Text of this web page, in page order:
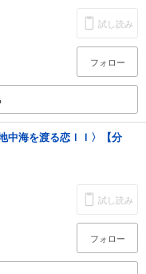
試し読み
フォロー
中海を渡る恋ＩＩ〉【分
試し読み
フォロー